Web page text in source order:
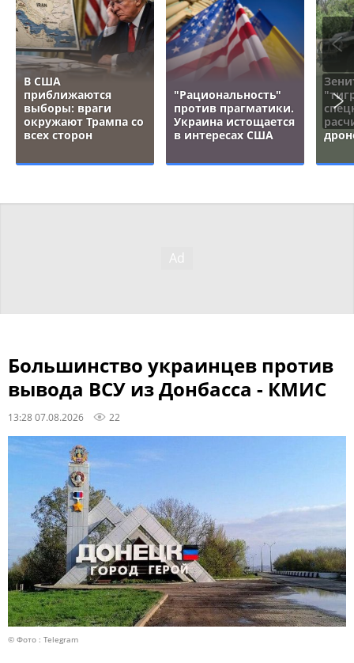
В США
приближаются
выборы: враги
окружают Трампа со
всех сторон
"Рациональность"
против прагматики.
Украина истощается
в интересах США
Большинство украинцев против
вывода ВСУ из Донбасса - КМИС
13:28 07.08.2026 22
© Фото : Telegram